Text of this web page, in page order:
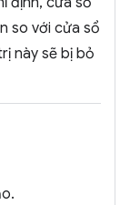
so với cửa sổ
này sẽ bị bỏ